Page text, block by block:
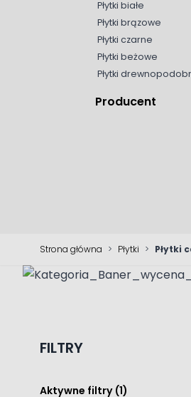
Płytki białe
Płytki brązowe
Płytki czarne
Płytki beżowe
Płytki
Producent
Strona główna > Płytki > Płytki
FILTRY
Aktywne filtry (1)